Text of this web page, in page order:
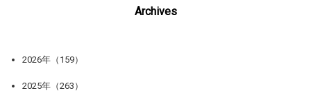
Archives
2026年（159）
2025年（263）